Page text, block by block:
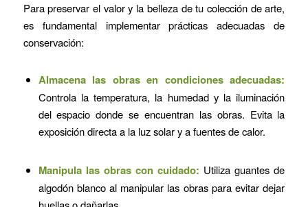
Para preservar el valor y la belleza de tu colección de arte,
es fundamental implementar prácticas adecuadas de
conservación:
Almacena las obras en condiciones adecuadas:
Controla la temperatura, la humedad y la iluminación
del espacio donde se encuentran las obras. Evita la
exposición directa a la luz solar y a fuentes de calor.
Manipula las obras con cuidado: Utiliza guantes de
algodón blanco al manipular las obras para evitar dejar